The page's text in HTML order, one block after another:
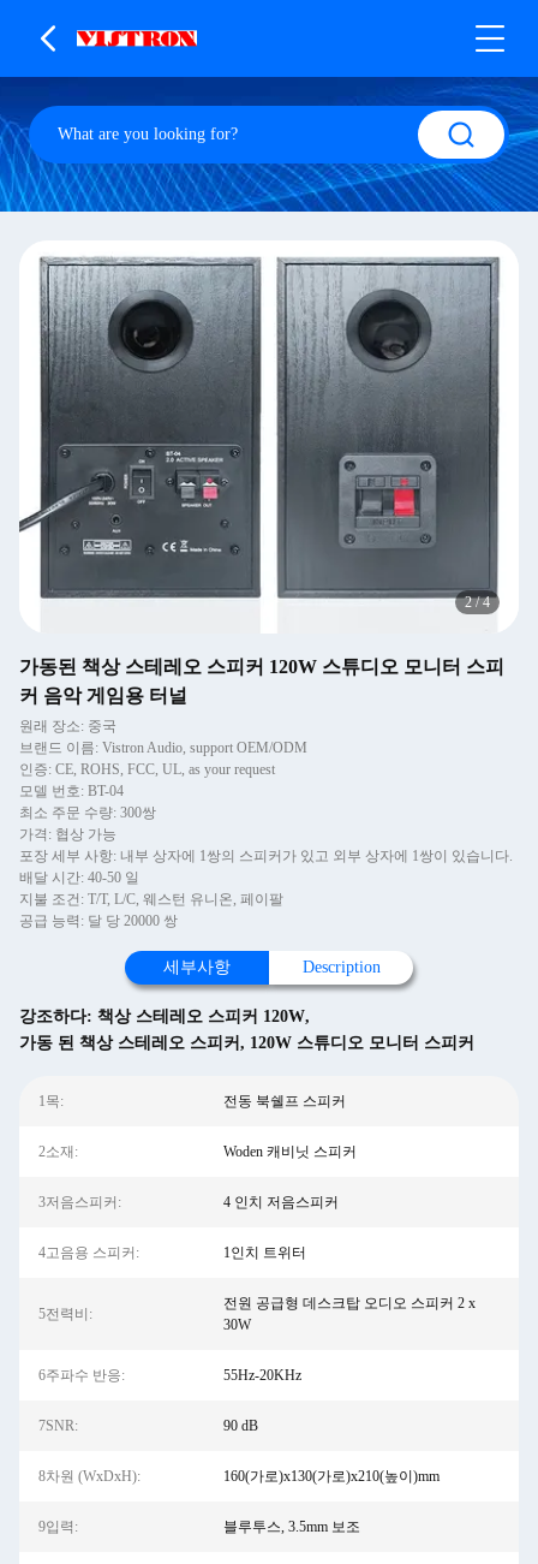
2/4
가동된 책상 스테레오 스피커 120W 스튜디오 모니터 스피
커 음악 게임용 터널
원래 장소: 중국
브랜드 이름: Vistron Audio, support OEM/ODM
인증: CE, ROHS, FCC, UL, as your request
모델 번호: BT-04
최소 주문 수량: 300쌍
가격: 협상 가능
포장 세부 사항: 내부 상자에 1쌍의 스피커가 있고 외부 상자에 1쌍이 있습니다.
배달 시간: 40-50 일
지불 조건: T/T, L/C, 웨스턴 유니온, 페이팔
공급 능력: 달 당 20000 쌍
세부사항 Description
강조하다: 책상 스테레오 스피커 120W,
가동 된 책상 스테레오 스피커 , 120W 스튜디오 모니터 스피커
1목: 전동 북쉘프 스피커
2소재: Woden 캐비닛 스피커
3저음스피커: 4 인치 저음스피커
4고음용 스피커: 1인치 트위터
5전력비:
전원 공급형 데스크탑 오디오 스피커 2 x
30W
6주파수 반응: 55Hz-20KHz
7SNR: 90 dB
8차원 (WxDxH): 160(가로)x130(가로)x210(높이)mm
9입력: 블루투스, 3.5mm 보조